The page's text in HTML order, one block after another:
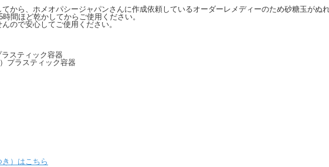
ら、ホメオパシージャパンさんに作成依頼しているオーダーレメディーのため砂糖玉がぬ
間ほど乾かしてからご使用ください。
ので安心してご使用ください。
スティック容器
プラスティック容器
）はこちら